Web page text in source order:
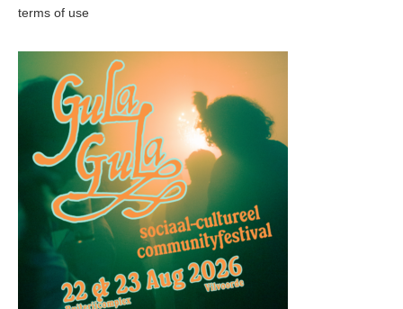
terms of use